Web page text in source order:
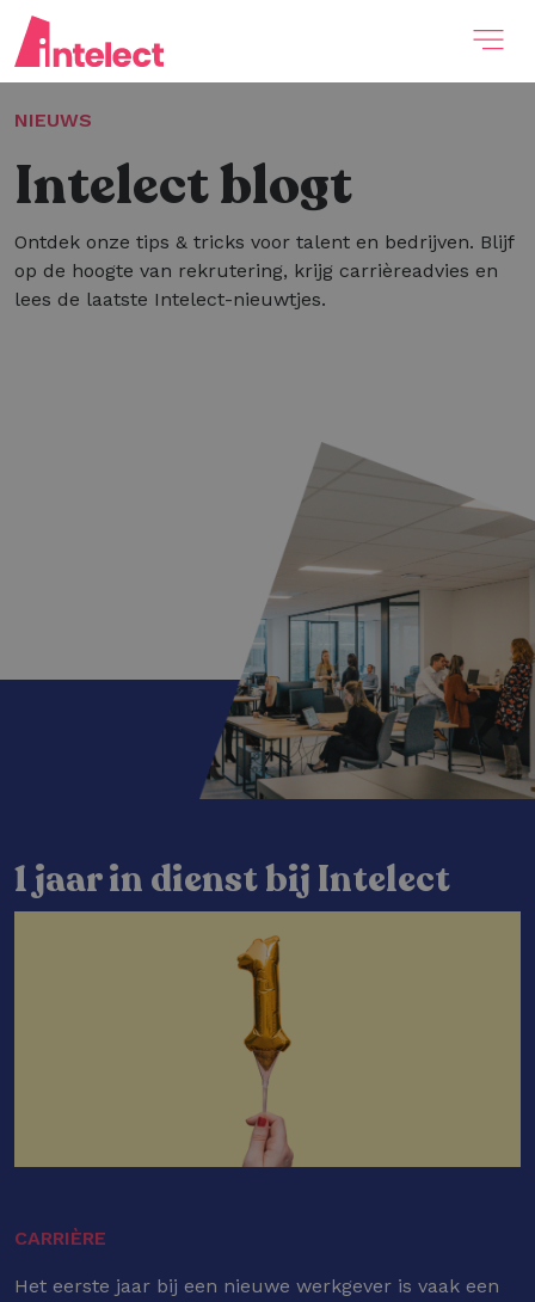
NIEUWS
Intelect blogt
Ontdek onze tips & tricks voor talent en bedrijven. Blijf
op de hoogte van rekrutering, krijg carrièreadvies en
lees de laatste Intelect-nieuwtjes.
1 jaar in dienst bij Intelect
CARRIÈRE
Het eerste jaar bij een nieuwe werkgever is vaak een